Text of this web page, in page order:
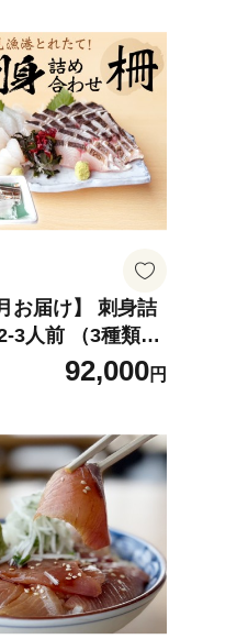
お届け】 刺身詰
3人前 （3種類）
92,000円